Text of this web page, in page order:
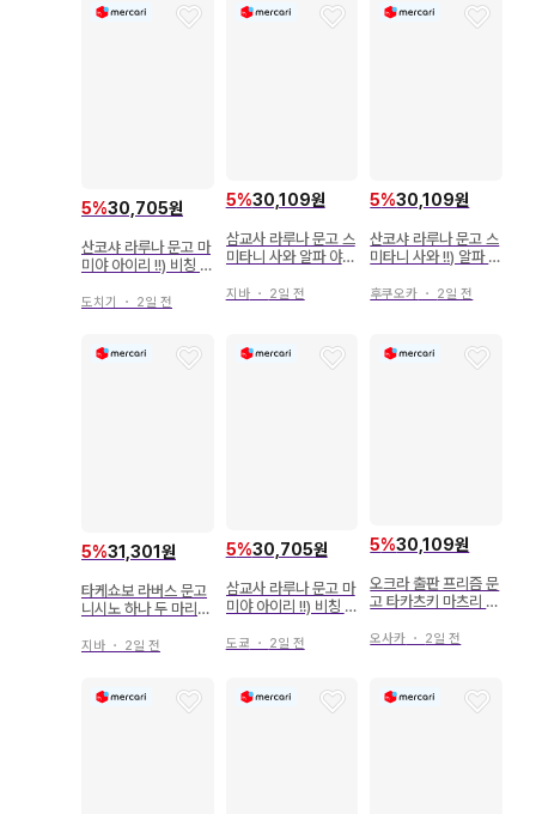
5%30,705원
산코샤 라루나 문고 마
미야 아이리 !!) 비칭 오
도치기 ・ 2일 전
5%30,109원
삼교사 라루나 문고 스
미타니 사와 알파 야수
지바・ 2일 전
5%30,109원
산코샤 라루나 문고 스
미타니 사와 !!) 알파 야
가
후쿠오카 ・ 2일 전
5%31,301원
타케쇼보 라버스 문고
니시노 하나 두 마리
지바 ・ 2일 전
5%30,705원
삼교사 라루나 문고 마
미야 아이리 !!) 비칭 오
도쿄 ・ 2일 전
5%30,109원
오크라 출판 프리즘 문
고 타카츠키 마츠리 부
오사카 ・ 2일 전